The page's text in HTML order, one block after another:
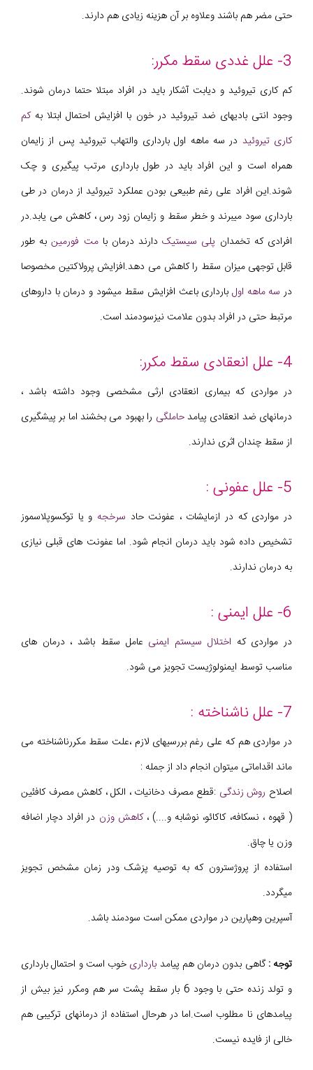
حتی مضر هم باشند وعلاوه بر آن هزینه زیادی هم دارند.
3- علل غددی سقط مکرر:
کم کاری تیروئید و دیابت آشکار باید در افراد مبتلا حتما درمان شوند.
وجود انتی بادیهای ضد تیروئید در خون با افزایش احتمال ابتلا بهکم
کاری تیروئید در سه ماهه اول بارداری والتهاب تیروئید پس از زایمان
همراه است و این افراد باید در طول بارداری مرتب پیگیری و چک
شوند.این افراد علی رغم طبیعی بودن عملکرد تیروئید از درمان در طی
بارداری سود میبرند و خطر سقط و زایمان زود رس ، کاهش می یابد.در
افرادی که تخمدان پلی سیستیکدارند درمان بامت فورمینبه طور
قابل توجهی میزان سقط را کاهش می دهد.افزایش پرولاکتین مخصوصا
در سه ماهه اول بارداری باعث افزایش سقط میشود و درمان با داروهای
مرتبط حتی در افراد بدون علامت نیزسودمند است.
4- علل انعقادی سقط مکرر:
در مواردی که بیماری انعقادی ارثی مشخصی وجود داشته باشد ،
درمانهای ضد انعقادی پیامدحاملگی را بهبود می بخشند اما بر پیشگیری
از سقط چندان اثری ندارند.
5- علل عفونی :
در مواردی که در ازمایشات ، عفونت حاد سرخجه و یا توکسوپلاسموز
تشخیص داده شود باید درمان انجام شود. اما عفونت های قبلی نیازی
به درمان ندارند.
6- علل ایمنی :
در مواردی که اختلال سیستم ایمنی عامل سقط باشد ، درمان های
مناسب توسط ایمنولوژیست تجویز می شود.
7- علل ناشناخته :
در مواردی هم که علی رغم بررسیهای لازم ،علت سقط مکررناشناخته می
ماند اقداماتی میتوان انجام داد از جمله :
اصلاح روش زندگی :قطع مصرف دخانیات ، الکل ، کاهش مصرف کافئین
( قهوه ، نسکافه، کاکائو، نوشابه و....) ،کاهش وزن در افراد دچار اضافه
وزن یا چاق.
استفاده از پروژسترون که به توصیه پزشک ودر زمان مشخص تجویز
میگردد.
آسپرین وهپارین در مواردی ممکن است سودمند باشد.
توجه :گاهی بدون درمان هم پیامد بارداری خوب است و احتمال بارداری
و تولد زنده حتی با وجود 6 بار سقط پشت سر هم ومکرر نیز بیش از
پیامدهای نا مطلوب است.اما در هرحال استفاده از درمانهای ترکیبی هم
خالی از فایده نیست.